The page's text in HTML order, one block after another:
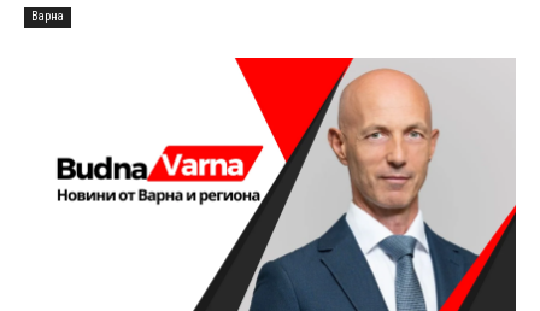
Варна